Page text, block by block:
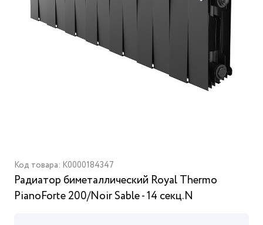
Код товара: K0000184347
Радиатор биметаллический Royal Thermo
PianoForte 200/Noir Sable - 14 секц.N